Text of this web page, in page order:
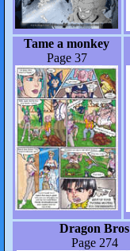
Tame a monkey
Page 37
Dragon Bros
Page 274